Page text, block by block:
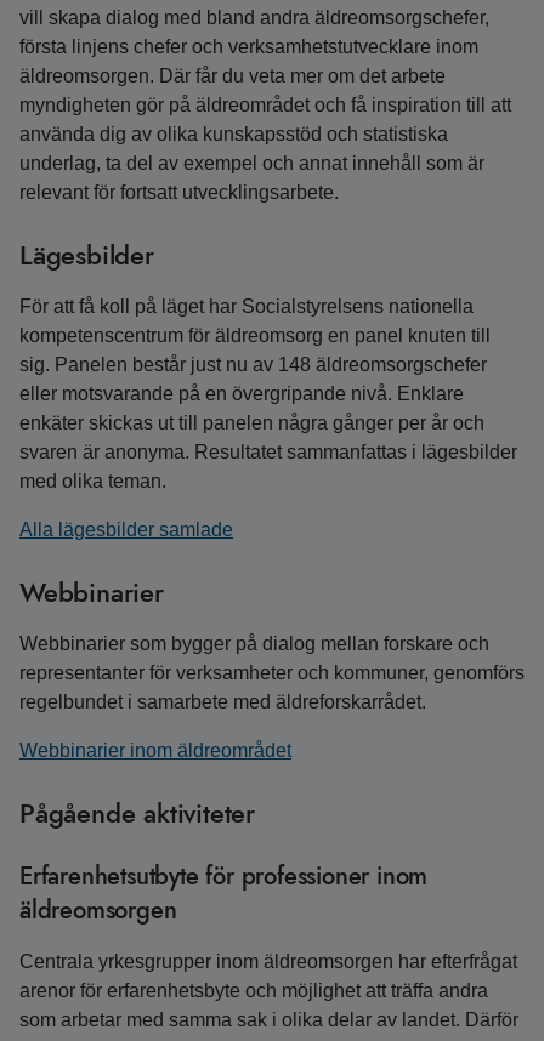
vill skapa dialog med bland andra äldreomsorgschefer,
första linjens chefer och verksamhetstutvecklare inom
äldreomsorgen. Där får du veta mer om det arbete
myndigheten gör på äldreområdet och få inspiration till att
använda dig av olika kunskapsstöd och statistiska
underlag, ta del av exempel och annat innehåll som är
relevant för fortsatt utvecklingsarbete.
Lägesbilder
För att få koll på läget har Socialstyrelsens nationella
kompetenscentrum för äldreomsorg en panel knuten till
sig. Panelen består just nu av 148 äldreomsorgschefer
eller motsvarande på en övergripande nivå. Enklare
enkäter skickas ut till panelen några gånger per år och
svaren är anonyma. Resultatet sammanfattas i lägesbilder
med olika teman.
Alla lägesbilder samlade
Webbinarier
Webbinarier som bygger på dialog mellan forskare och
representanter för verksamheter och kommuner, genomförs
regelbundet i samarbete med äldreforskarrådet.
Webbinarier inom äldreområdet
Pågående aktiviteter
Erfarenhetsutbyte för professioner inom
äldreomsorgen
Centrala yrkesgrupper inom äldreomsorgen har efterfrågat
arenor för erfarenhetsbyte och möjlighet att träffa andra
som arbetar med samma sak i olika delar av landet. Därför